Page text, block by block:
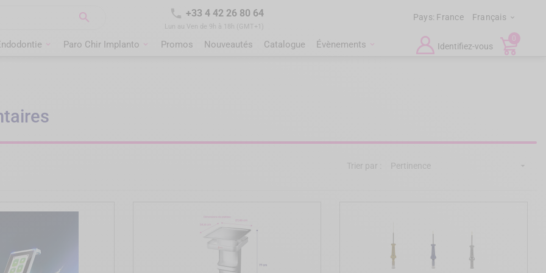
  +33 4 42 26 80 64
Lun au Ven de 9h à 18h (GMT+1)
Pays: France Français 
Paro Chir Implanto Promos Nouveautés Catalogue Évènements Identifiez-vous
0
Trier par : Pertinence 